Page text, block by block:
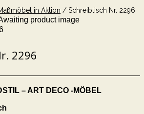
in Aktion / Schreibtisch Nr. 2296
2296
– ART DECO -MÖBEL